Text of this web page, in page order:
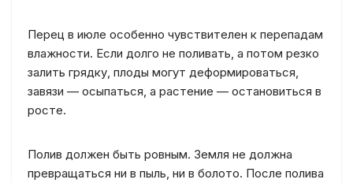
Перец в июле особенно чувствителен к перепадам
влажности. Если долго не поливать, а потом резко
залить грядку, плоды могут деформироваться,
завязи — осыпаться, а растение — остановиться в
росте.
Полив должен быть ровным. Земля не должна
превращаться ни в пыль, ни в болото. После полива